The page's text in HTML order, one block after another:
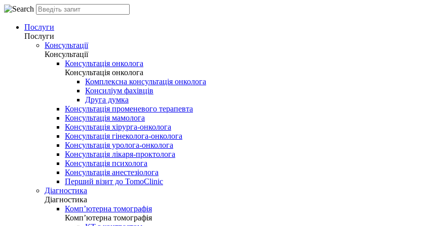
Послуги
Послуги
Консультації
Консультації
Консультація онколога
Консультація онколога
Комплексна консультація онколога
Консиліум фахівців
Друга думка
Консультація променевого терапевта
Консультація мамолога
Консультація хірурга-онколога
Консультація гінеколога-онколога
Консультація уролога-онколога
Консультація лікаря-проктолога
Консультація психолога
Консультація анестезіолога
Перший візит до TomoClinic
Діагностика
Діагностика
Комп’ютерна томографія
Комп’ютерна томографія